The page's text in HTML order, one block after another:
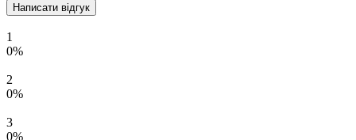
Написати відгук
1
0%
2
0%
3
0%